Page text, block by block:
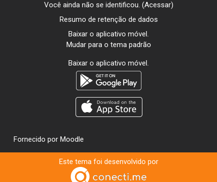
Você ainda não se identificou. (Acessar)
Resumo de retenção de dados
Baixar o aplicativo móvel.
Mudar para o tema padrão
Baixar o aplicativo móvel.
Fornecido por Moodle
Este tema foi desenvolvido por